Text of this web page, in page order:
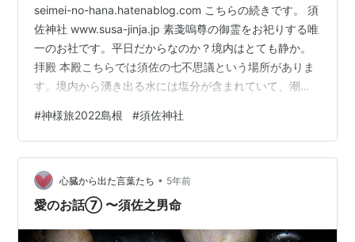
seimei-no-hana.hatenablog.com こちらの続きです。 須
佐神社 www.susa-jinja.jp 素戔嗚尊の御霊をお祀りする唯
一のお社です。平日だからなのか？境内はとても静か。
拝殿 本殿こちらでは須佐の七不思議という場所がありま
す。境内から湧き出る水には塩分が含まれていて、潮の
嗚尊はこの水を使って土地を清めていたと伝えられてい
るそうです。鳥居から一直線に拝殿があるのですが、そ
の反対側には天照社 向かい合うように鎮座されておりま
す。出雲の天照大御神もまた違った雰囲気です。 こちら
は古いのですが綺麗に管理されておりまし…
#神様旅2022島根 #須佐神社
心臓から出た言葉たち • 5年前
愛のお話⑦ 〜須佐之男命